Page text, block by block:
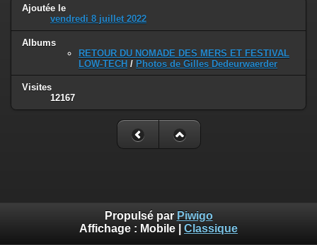
Ajoutée le
vendredi 8 juillet 2022
Albums
RETOUR DU NOMADE DES MERS ET FESTIVAL
LOW-TECH / Photos de Gilles Dedeurwaerder
Visites
12167
Propulsé par Piwigo
Affichage : Mobile Classique